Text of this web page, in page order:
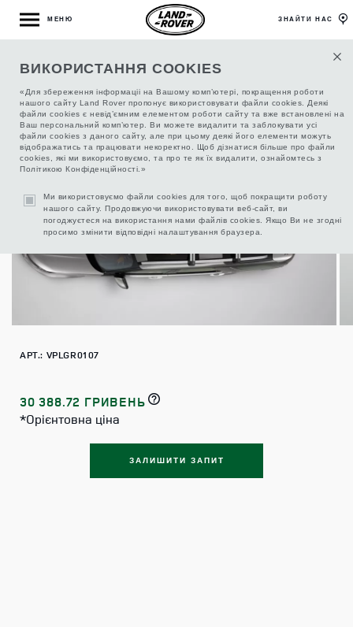
ВИКОРИСТАННЯ COOKIES
«Для збереження інформаціі на Вашому комп’ютері, покращення роботи
нашого сайту Land Rover пропонує використовувати файли cookies. Деякі
файли cookies є невід’ємним елементом роботи сайту та вже встановлені на
Ваш персональний комп’ютер. Ви можете видалити та заблокувати усі
файли cookies з даного сайту, але при цьому деякі його елементи можуть
відображатись та працювати некоректно. Щоб дізнатися більше про файли
cookies, які ми використовуємо, та про те як їх видалити, ознайомтесь з
Політикою Конфіденційності.»
Ми використовуємо файли cookies для того, щоб покращити роботу
нашого сайту. Продовжуючи використовувати веб-сайт, ви
погоджуєтеся на використання нами файлів cookies. Якщо Ви не згодні
просимо змінити відповідні налаштування браузера.
МЕНЮ ЗНАЙТИ НАС
БАГАЖНИК ДЛЯ ВОДНОСПОРТИВНОГО
СПОРЯДЖЕННЯ
АРТ.: VPLGR0107
30 388.72 ГРИВЕНЬ
*Орієнтовна ціна
ЗАЛИШИТИ ЗАПИТ